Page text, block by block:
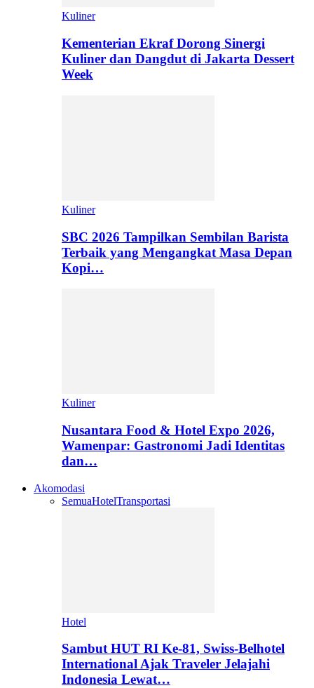
Kuliner
Kementerian Ekraf Dorong Sinergi
Kuliner dan Dangdut di Jakarta Dessert
Week
Kuliner
SBC 2026 Tampilkan Sembilan Barista
Terbaik yang Mengangkat Masa Depan
Kopi…
Kuliner
Nusantara Food & Hotel Expo 2026,
Wamenpar: Gastronomi Jadi Identitas
dan…
Akomodasi
SemuaHotelTransportasi
Hotel
Sambut HUT RI Ke-81, Swiss-Belhotel
International Ajak Traveler Jelajahi
Indonesia Lewat…